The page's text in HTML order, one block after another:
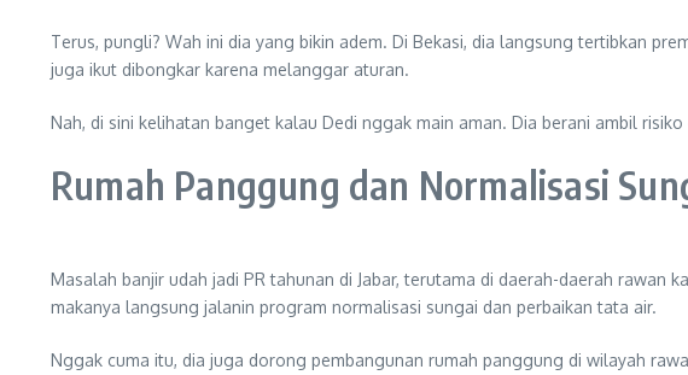
Terus, pungli? Wah ini dia yang bikin adem. Di Bekasi, dia langsung tertibkan
juga ikut dibongkar karena melanggar aturan.
Nah, di sini kelihatan banget kalau Dedi nggak main aman. Dia berani ambil
Rumah Panggung dan Normalisasi
Masalah banjir udah jadi PR tahunan di Jabar, terutama di daerah-daerah rawan
makanya langsung jalanin program normalisasi sungai dan perbaikan tata air.
Nggak cuma itu, dia juga dorong pembangunan rumah panggung di wilayah